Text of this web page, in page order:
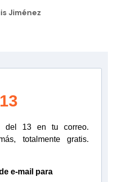
Jiménez
del 13 en tu correo.
totalmente gratis.
e-mail para